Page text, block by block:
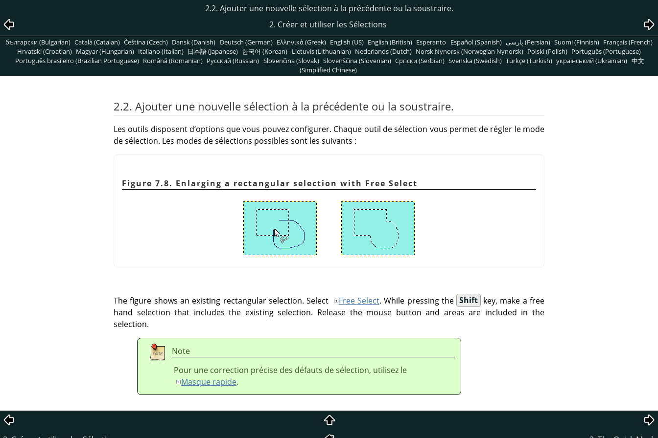
2.2. Ajouter une nouvelle sélection à la précédente ou la soustraire.
2. Créer et utiliser les Sélections
български (Bulgarian) Català (Catalan) Čeština (Czech) Dansk (Danish) Deutsch (German) Ελληνικά (Greek) English (US) English (British) Esperanto Español (Spanish) پارسی (Persian) Suomi (Finnish) Français (French)
Hrvatski (Croatian) Magyar (Hungarian) Italiano (Italian) 日本語 (Japanese) 한국어 (Korean) Lietuvis (Lithuanian) Nederlands (Dutch) Norsk Nynorsk (Norwegian Nynorsk) Polski (Polish) Português (Portuguese)
Português brasileiro (Brazilian Portuguese) Română (Romanian) Pусский (Russian) Slovenčina (Slovak) Slovenščina (Slovenian) Српски (Serbian) Svenska (Swedish) Türkçe (Turkish) український (Ukrainian) 中文
(Simplified Chinese)
2.2. Ajouter une nouvelle sélection à la précédente ou la soustraire.
Les outils disposent d’options que vous pouvez configurer. Chaque outil de sélection vous permet de régler le mode
de sélection. Les modes de sélections possibles sont les suivants :
Figure 7.8. Enlarging a rectangular selection with Free Select
The figure shows an existing rectangular selection. Select Free Select. While pressing the Shift key, make a free
hand selection that includes the existing selection. Release the mouse button and areas are included in the
selection.
Note
Pour une correction précise des défauts de sélection, utilisez le
Masque rapide.